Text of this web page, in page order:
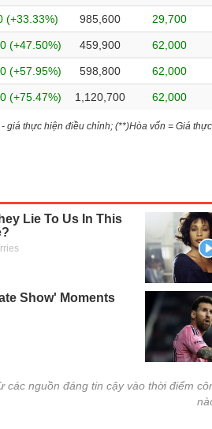
(+33.33%) 985,600 29,700
(+47.50%) 459,900 62,000
(+57.95%) 598,800 62,000
(+75.47%) 1,120,700 62,000
giá thực hiện điều chỉnh; (**)Hòa vốn = Giá
các nguồn đáng tin cậy vào thời điểm